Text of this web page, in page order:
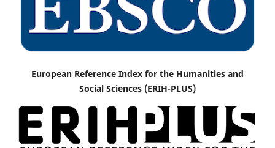
European Reference Index for the Humanities and
Social Sciences (ERIH-PLUS)